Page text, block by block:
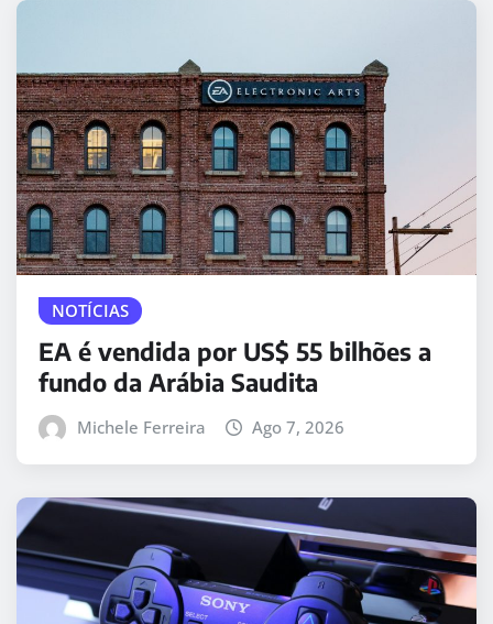
NOTÍCIAS
EA é vendida por US$ 55 bilhões a
fundo da Arábia Saudita
Michele Ferreira Ago 7, 2026